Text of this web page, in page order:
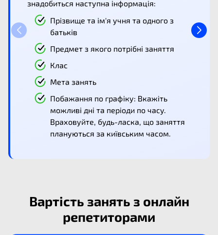
знадобиться наступна інформація:
Прізвище та ім'я учня та одного з
батьків
Предмет з якого потрібні заняття
Клас
Мета занять
Побажання по графіку: Вкажіть
можливі дні та періоди по часу.
Враховуйте, будь-ласка, що заняття
плануються за київським часом.
Вартість занять з онлайн
репетиторами